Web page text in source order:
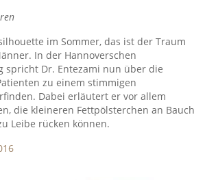
im Sommer, das ist der Traum
In der Hannoverschen
spricht Dr. Entezami nun über die
zu einem stimmigen
Dabei erläutert er vor allem
die kleineren Fettpölsterchen an Bauch
Leibe rücken können.